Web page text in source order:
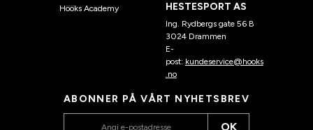
Hööks Academy
HESTESPORT AS
Ing. Rydbergs gate 56 B
3024 Drammen
E-
post: kundeservice@hooks
.no
ABONNER PÅ VÅRT NYHETSBREV
OK